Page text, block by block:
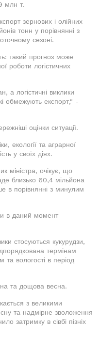
млн т.
зернових і олійних
тонн у порівнянні з
сезоні.
такий прогноз може
роботи логістичних
логістичні виклики
обмежують експорт," -
оцінки ситуації.
екології та аграрної
у своїх діях.
міністра, очікує, що
близько 60,4 мільйона
в порівнянні з минулим
в даний момент
стосуються кукурудзи,
термінам
та вологості в період
та дощова весна.
з великими
та надмірне зволоження
затримку в сівбі пізніх